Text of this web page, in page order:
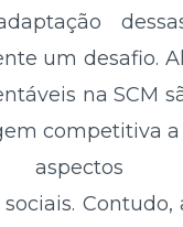
um desafio.
​​na SCM
competitiva
aspectos
Contudo,